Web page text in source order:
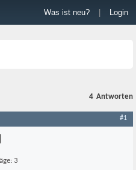
Was ist neu? Login
4 Antworten
#1
3